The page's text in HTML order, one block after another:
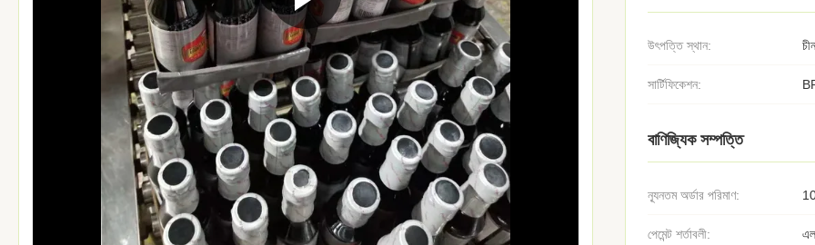
উৎপত্তি স্থান: চীন
সার্টিফিকেশন:
বাণিজ্যিক সম্পত্তি
ন্যূনতম অর্ডার পরিমাণ:
পেমেন্ট শর্তাবলী: